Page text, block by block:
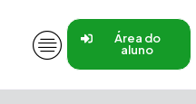
Área do
aluno